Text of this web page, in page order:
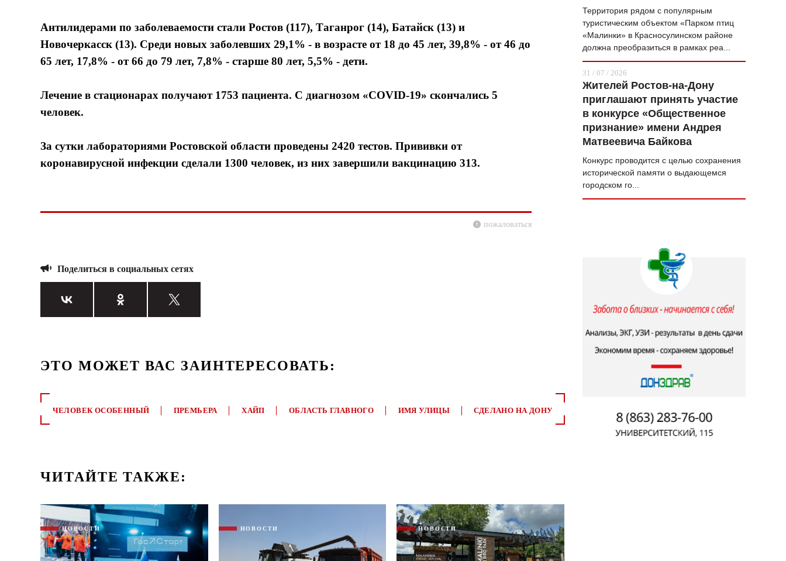
Антилидерами по заболеваемости стали Ростов (117), Таганрог (14), Батайск (13) и
Новочеркасск (13). Среди новых заболевших 29,1% - в возрасте от 18 до 45 лет, 39,8% - от 46 до
65 лет, 17,8% - от 66 до 79 лет, 7,8% - старше 80 лет, 5,5% - дети.
Лечение в стационарах получают 1753 пациента. С диагнозом «COVID-19» скончались 5
человек.
За сутки лабораториями Ростовской области проведены 2420 тестов. Прививки от
коронавирусной инфекции сделали 1300 человек, из них завершили вакцинацию 313.
пожаловаться
Поделиться в социальных сетях
ЭТО МОЖЕТ ВАС ЗАИНТЕРЕСОВАТЬ:
ЧЕЛОВЕК ОСОБЕННЫЙ ПРЕМЬЕРА ХАЙП ОБЛАСТЬ ГЛАВНОГО ИМЯ УЛИЦЫ СДЕЛАНО НА ДОНУ
ЧИТАЙТЕ ТАКЖЕ:
НОВОСТИ НОВОСТИ НОВОСТИ
Территория рядом с популярным
туристическим объектом «Парком птиц
«Малинки» в Красносулинском районе
должна преобразиться в рамках реа...
31 / 07 / 2026
Жителей Ростов-на-Дону
приглашают принять участие
в конкурсе «Общественное
признание» имени Андрея
Матвеевича Байкова
Конкурс проводится с целью сохранения
исторической памяти о выдающемся
городском го...